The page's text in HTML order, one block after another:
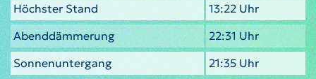
Höchster Stand
13:22 Uhr
Abenddämmerung
22:31 Uhr
Sonnenuntergang
21:35 Uhr